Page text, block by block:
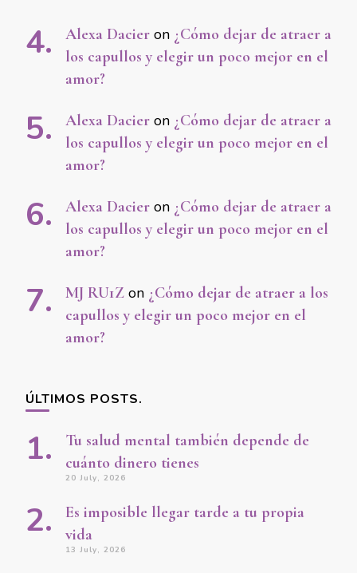
Alexa Dacier on ¿Cómo dejar de atraer a
los capullos y elegir un poco mejor en el
amor?
Alexa Dacier on ¿Cómo dejar de atraer a
los capullos y elegir un poco mejor en el
amor?
Alexa Dacier on ¿Cómo dejar de atraer a
los capullos y elegir un poco mejor en el
amor?
MJ RU1Z on ¿Cómo dejar de atraer a los
capullos y elegir un poco mejor en el
amor?
ÚLTIMOS POSTS.
Tu salud mental también depende de
cuánto dinero tienes
20 July, 2026
Es imposible llegar tarde a tu propia
vida
13 July, 2026